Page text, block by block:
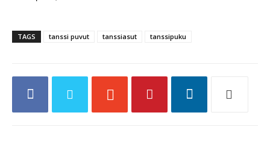
TAGS tanssi puvut tanssiasut tanssipuku